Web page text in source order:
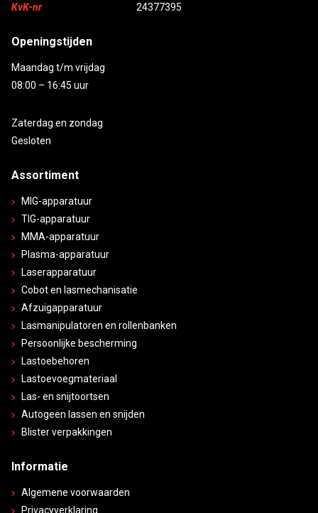
KvK-nr
24377395
Openingstijden
Maandag t/m vrijdag
08:00 – 16:45 uur
Zaterdag en zondag
Gesloten
Assortiment
MIG-apparatuur
TIG-apparatuur
MMA-apparatuur
Plasma-apparatuur
Laserapparatuur
Cobot en lasmechanisatie
Afzuigapparatuur
Lasmanipulatoren en rollenbanken
Persoonlijke bescherming
Lastoebehoren
Lastoevoegmateriaal
Las- en snijtoortsen
Autogeen lassen en snijden
Blister verpakkingen
Informatie
Algemene voorwaarden
Privacyverklaring